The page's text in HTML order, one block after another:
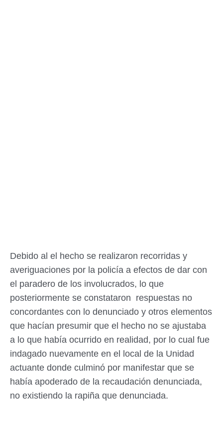
Debido al el hecho se realizaron recorridas y
averiguaciones por la policía a efectos de dar con
el paradero de los involucrados, lo que
posteriormente se constataron respuestas no
concordantes con lo denunciado y otros elementos
que hacían presumir que el hecho no se ajustaba
a lo que había ocurrido en realidad, por lo cual fue
indagado nuevamente en el local de la Unidad
actuante donde culminó por manifestar que se
había apoderado de la recaudación denunciada,
no existiendo la rapiña que denunciada.